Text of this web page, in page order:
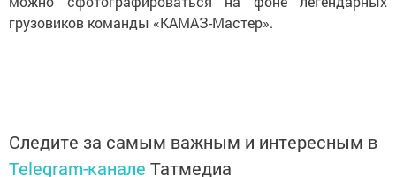
грузовиков команды «КАМАЗ-Мастер».
Следите за самым важным и интересным в
Telegram-канале Татмедиа